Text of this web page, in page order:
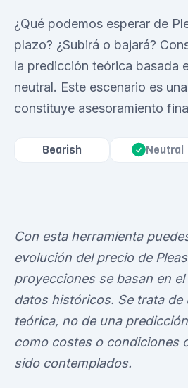
¿Qué podemos esperar de
plazo? ¿Subirá o bajará?
la predicción teórica basada
neutral. Este escenario es
constituye asesoramiento
Bearish Neutral
Con esta herramienta
evolución del precio de
proyecciones se basan en
datos históricos. Se trata de
teórica, no de una
como costes o condiciones
sido contemplados.